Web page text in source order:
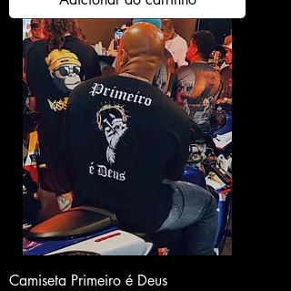
Camiseta Primeiro é Deus